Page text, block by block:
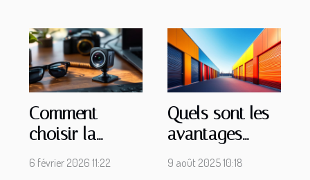
Comment
choisir la
caméra espion
6 février 2026 11:22
Quels sont les
avantages
d'une
9 août 2025 10:18